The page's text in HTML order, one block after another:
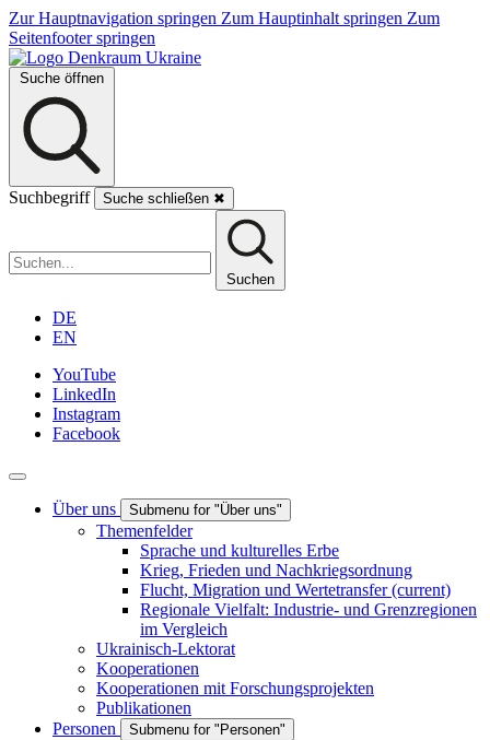
Zur Hauptnavigation springen Zum Hauptinhalt springen Zum
Seitenfooter springen
Suche öffnen
Suchbegriff Suche schließen ✖
Suchen
DE
EN
YouTube
LinkedIn
Instagram
Facebook
Über uns Submenu for "Über uns"
Themenfelder
Sprache und kulturelles Erbe
Krieg, Frieden und Nachkriegsordnung
Flucht, Migration und Wertetransfer(current)
Regionale Vielfalt: Industrie- und Grenzregionen
im Vergleich
Ukrainisch-Lektorat
Kooperationen
Kooperationen mit Forschungsprojekten
Publikationen
Personen
Submenu for "Personen"